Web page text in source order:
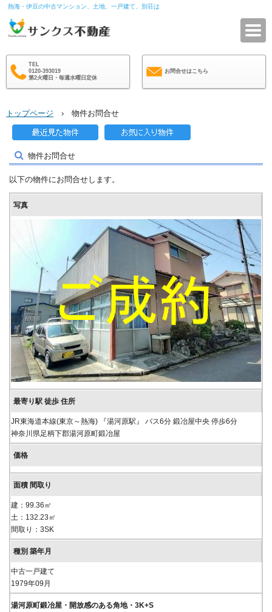
熱海・伊豆の中古マンション、土地、一戸建て、別荘は
TEL
0120-393019
第2火曜日・毎週水曜日定休
お問合せはこちら
トップページ › 物件お問合せ
物件お問合せ
以下の物件にお問合せします。
JR東海道本線(東京～熱海) 『湯河原駅』 バス6分 鍛冶屋中央 停歩6分
神奈川県足柄下郡湯河原町鍛冶屋
建：99.36㎡
土：132.23㎡
間取り：3SK
中古一戸建て
1979年09月
湯河原町鍛冶屋・開放感のある角地・3K+S